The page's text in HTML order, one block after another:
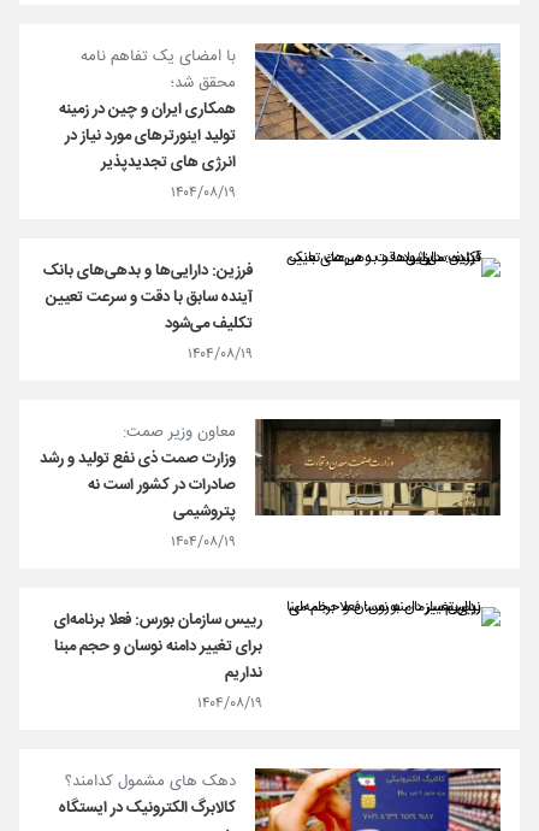
با امضای یک تفاهم نامه
محقق شد؛
همکاری ایران و چین در زمینه
تولید اینورترهای مورد نیاز در
انرژی های تجدیدپذیر
۱۴۰۴/۰۸/۱۹
فرزین: دارایی‌ها و بدهی‌های بانک
آینده سابق با دقت و سرعت تعیین
تکلیف می‌شود
۱۴۰۴/۰۸/۱۹
معاون وزیر صمت:
وزارت صمت ذی نفع تولید و رشد
صادرات در کشور است نه
پتروشیمی
۱۴۰۴/۰۸/۱۹
رییس سازمان بورس: فعلا برنامه‌ای
برای تغییر دامنه نوسان و حجم مبنا
نداریم
۱۴۰۴/۰۸/۱۹
دهک های مشمول کدامند؟
کالابرگ الکترونیک در ایستگاه